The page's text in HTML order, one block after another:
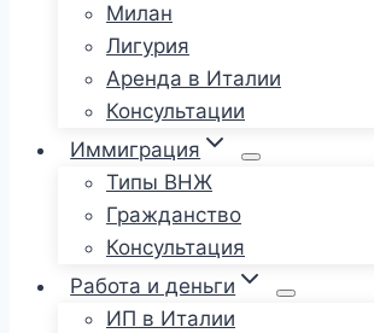
Милан
Лигурия
Аренда в Италии
Консультации
Иммиграция
Типы ВНЖ
Гражданство
Консультация
Работа и деньги
ИП в Италии